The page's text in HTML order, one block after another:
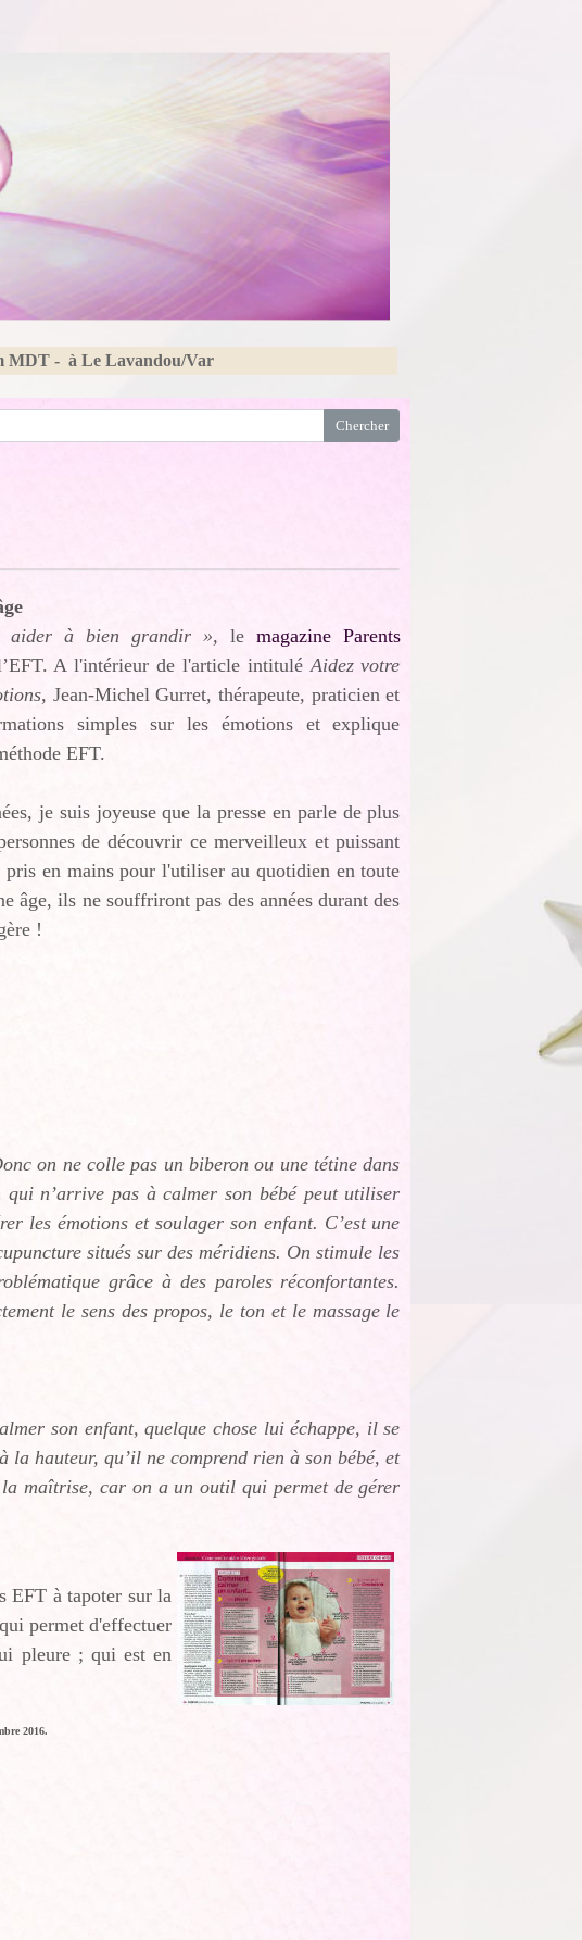
MDT - à Le Lavandou/Var
aider à bien grandir », le magazine Parents
A l'intérieur de l'article intitulé Aidez votre
, Jean-Michel Gurret, thérapeute, praticien et
simples sur les émotions et explique
EFT.
je suis joyeuse que la presse en parle de plus
de découvrir ce merveilleux et puissant
en mains pour l'utiliser au quotidien en toute
âge, ils ne souffriront pas des années durant des
!
on ne colle pas un biberon ou une tétine dans
n’arrive pas à calmer son bébé peut utiliser
les émotions et soulager son enfant. C’est une
situés sur des méridiens. On stimule les
grâce à des paroles réconfortantes.
le sens des propos, le ton et le massage le
son enfant, quelque chose lui échappe, il se
la hauteur, qu’il ne comprend rien à son bébé, et
maîtrise, car on a un outil qui permet de gérer
EFT à tapoter sur la
permet d'effectuer
pleure ; qui est en
2016.